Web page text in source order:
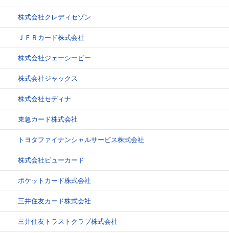
株式会社クレディセゾン
ＪＦＲカード株式会社
株式会社ジェーシービー
株式会社ジャックス
株式会社セディナ
東急カード株式会社
トヨタファイナンシャルサービス株式会社
株式会社ビューカード
ポケットカード株式会社
三井住友カード株式会社
三井住友トラストクラブ株式会社